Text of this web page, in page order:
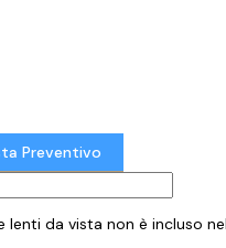
Preventivo
lenti da vista non è incluso